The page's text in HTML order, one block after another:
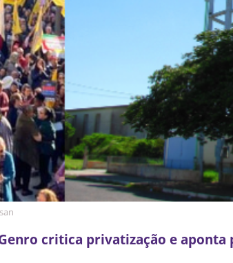
critica privatização e aponta